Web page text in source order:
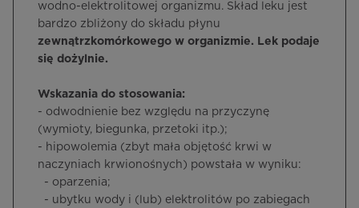
wodno-elektrolitowej organizmu. Skład leku jest
bardzo zbliżony do składu płynu
zewnątrzkomórkowego w organizmie. Lek podaje
się dożylnie.
Wskazania do stosowania:
- odwodnienie bez względu na przyczynę
(wymioty, biegunka, przetoki itp.);
- hipowolemia (zbyt mała objętość krwi w
naczyniach krwionośnych) powstała w wyniku:
- oparzenia;
- ubytku wody i (lub) elektrolitów po zabiegach